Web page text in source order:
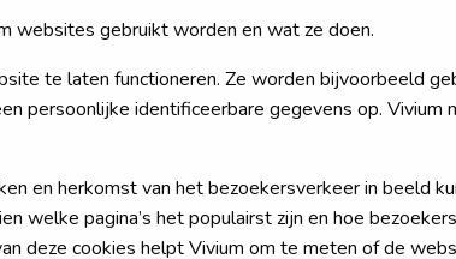
websites gebruikt worden en wat ze doen.
te laten functioneren. Ze worden bijvoorbeeld
persoonlijke identificeerbare gegevens op.
en herkomst van het bezoekersverkeer in beeld
welke pagina’s het populairst zijn en hoe
deze cookies helpt Vivium om te meten of de